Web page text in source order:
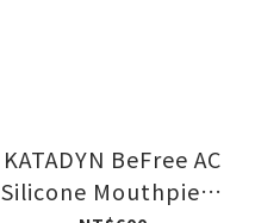
KATADYN BeFree AC
Silicone Mouthpiece